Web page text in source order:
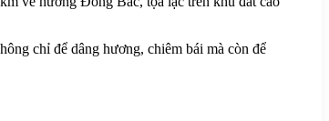
chỉ để dâng hương, chiêm bái mà còn để